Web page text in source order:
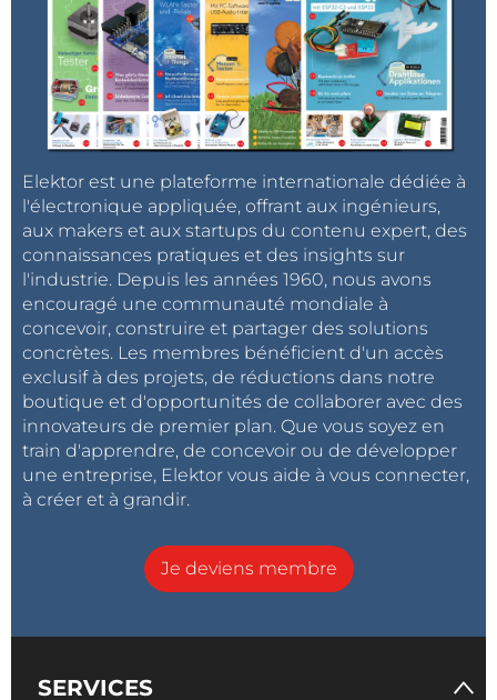
Elektor est une plateforme internationale dédiée à
l'électronique appliquée, offrant aux ingénieurs,
aux makers et aux startups du contenu expert, des
connaissances pratiques et des insights sur
l'industrie. Depuis les années 1960, nous avons
encouragé une communauté mondiale à
concevoir, construire et partager des solutions
concrètes. Les membres bénéficient d'un accès
exclusif à des projets, de réductions dans notre
boutique et d'opportunités de collaborer avec des
innovateurs de premier plan. Que vous soyez en
train d'apprendre, de concevoir ou de développer
une entreprise, Elektor vous aide à vous connecter,
à créer et à grandir.
Je deviens membre
SERVICES